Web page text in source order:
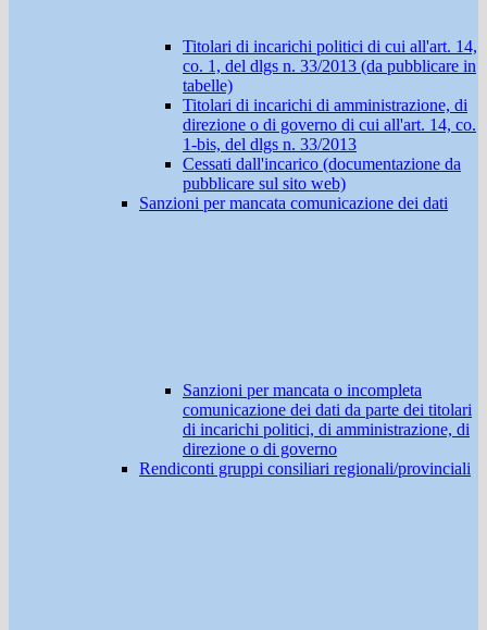
Titolari di incarichi politici di cui all'art. 14,
co. 1, del dlgs n. 33/2013 (da pubblicare in
tabelle)
Titolari di incarichi di amministrazione, di
direzione o di governo di cui all'art. 14, co.
1-bis, del dlgs n. 33/2013
Cessati dall'incarico (documentazione da
pubblicare sul sito web)
Sanzioni per mancata comunicazione dei dati
Sanzioni per mancata o incompleta
comunicazione dei dati da parte dei titolari
di incarichi politici, di amministrazione, di
direzione o di governo
Rendiconti gruppi consiliari regionali/provinciali